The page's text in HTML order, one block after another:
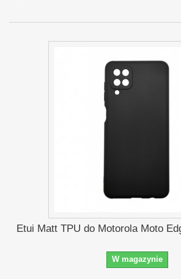
Etui Matt TPU do Motorola Moto
W magazynie